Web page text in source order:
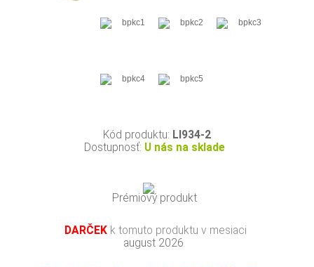
Kód produktu: LI934-2
Dostupnosť: U nás na sklade
Prémiový produkt
DARČEK k tomuto produktu v mesiaci
august 2026